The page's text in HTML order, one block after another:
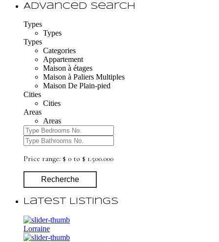
Advanced Search
Types
Types
Types
Categories
Appartement
Maison à étages
Maison à Paliers Multiples
Maison De Plain-pied
Cities
Cities
Areas
Areas
Price range: $ 0 to $ 1.500.000
Recherche
Latest Listings
Lorraine